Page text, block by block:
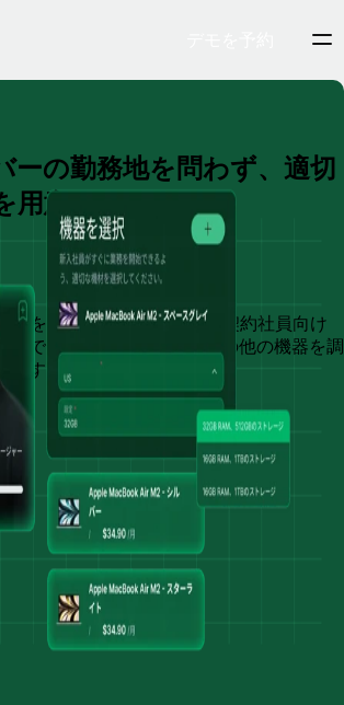
ーの勤務地を問わず、適切
意
理を利用すると、従業員や契約社員向け
らでもノートパソコンやその他の機器を調
ます。
デモを予約